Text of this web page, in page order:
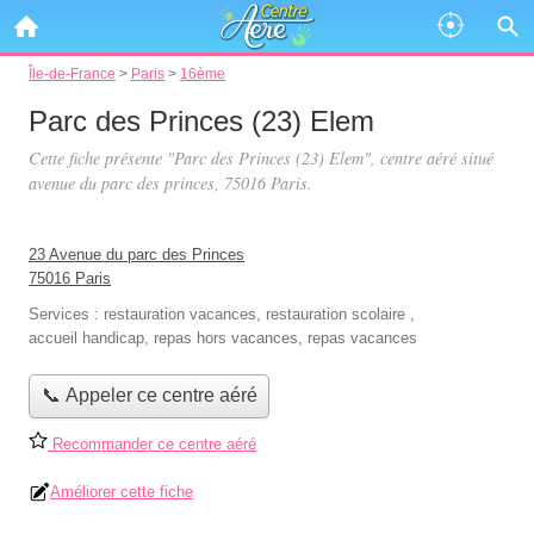
Île-de-France > Paris > 16ème
Parc des Princes (23) Elem
Cette fiche présente "Parc des Princes (23) Elem", centre aéré situé
avenue du parc des princes, 75016 Paris.
23 Avenue du parc des Princes
75016 Paris
Services : restauration vacances, restauration scolaire ,
accueil handicap, repas hors vacances, repas vacances
📞 Appeler ce centre aéré
Recommander ce centre aéré
Améliorer cette fiche